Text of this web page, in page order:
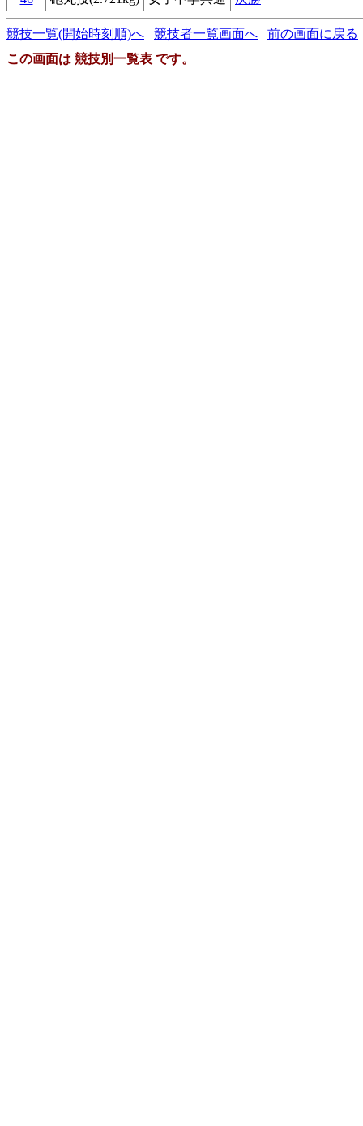
競技一覧(開始時刻順)へ 競技者一覧画面へ
前の画面に戻る
この画面は 競技別一覧表 です。